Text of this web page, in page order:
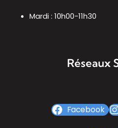
Mardi : 10h00-11h30
Réseaux
Facebook